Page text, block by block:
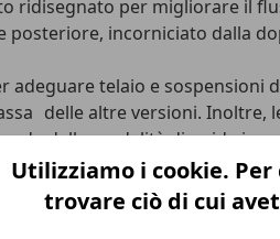
Utilizziamo i cookie.
trovare ciò di cui
ridisegnato per migliorare il
incorniciato dalla
adeguare telaio e
delle altre versioni.
delle modalità di guida
da 20”.